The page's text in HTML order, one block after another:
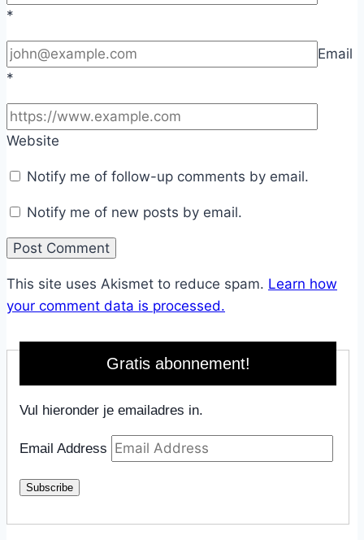
*
Email
*
Website
Notify me of follow-up comments by email.
Notify me of new posts by email.
This site uses Akismet to reduce spam. Learn how
your comment data is processed.
Gratis abonnement!
Vul hieronder je emailadres in.
Email Address
Subscribe